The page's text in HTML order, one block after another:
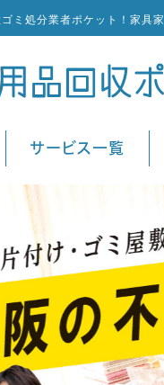
ミ処分業者ポケット！家具
サービス一覧